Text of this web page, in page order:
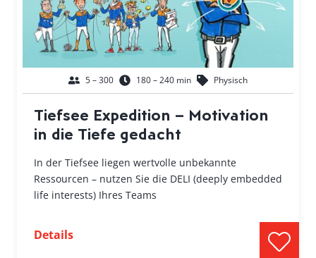
5 – 300 180 – 240 min Physisch
Tiefsee Expedition – Motivation
in die Tiefe gedacht
In der Tiefsee liegen wertvolle unbekannte
Ressourcen – nutzen Sie die DELI (deeply embedded
life interests) Ihres Teams
Details